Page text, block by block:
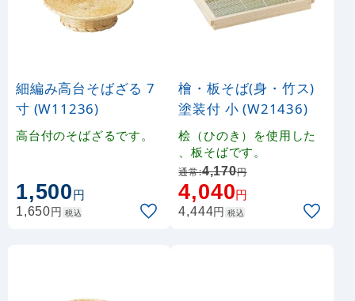
細編み高台そばざる 7
寸 (W11236)
高台付のそばざるです。
1,500円
1,650円 税込
檜・板そば(身・竹ス)
塗装付 小 (W21436)
桧（ひのき）を使用した
、板そばです。
通常:4,170円
4,040円
4,444円 税込